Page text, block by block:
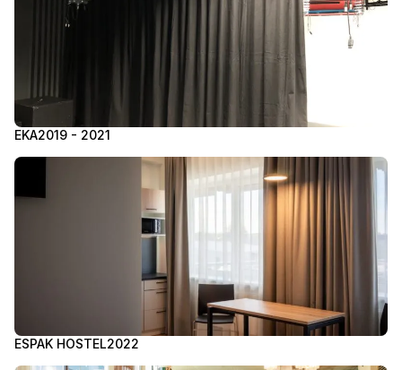
EKA2019 - 2021
ESPAK HOSTEL2022